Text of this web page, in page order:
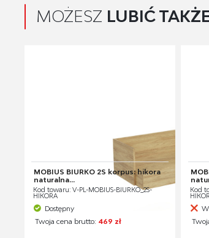
MOŻESZ LUBIĆ
MOBIUS BIURKO 2S korpus: hikora
naturalna...
Kod towaru: V-PL-MOBIUS-BIURKO_2S-
HIKORA
Dostępny
Twoja cena brutto: 469 zł
Kod